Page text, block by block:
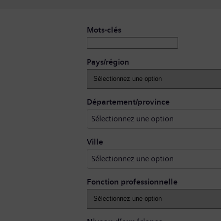
Rechercher des postes vacants
Mots-clés
Pays/région
Département/provinceSélectionnez
Sélectionnez une option
VilleSélectionnez une option
Sélectionnez une option
Fonction professionnelle